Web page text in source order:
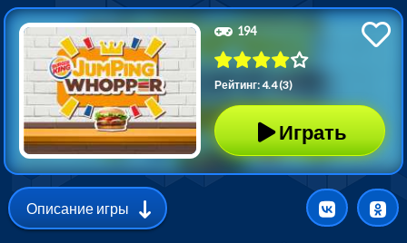
194
Рейтинг: 4.4 (3)
Играть
Описание игры